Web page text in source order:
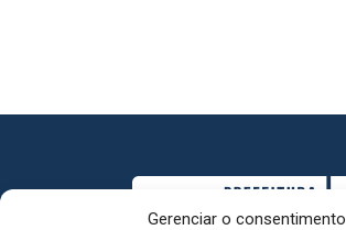
Gerenciar o consentimento